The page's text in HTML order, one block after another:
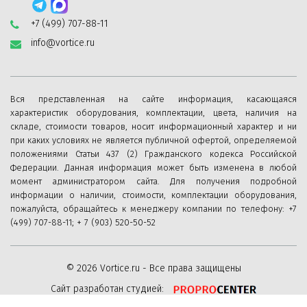
Особенности наружного стенного выхода:
— Устойчив к любым погодным условиям;
—Выполнен из нержавеющей стали;
При монтаже приточного клапана Супер КИВ-125
теплошумоизоляцию следует располагать с внутренней
стороны стены вплотную к оголовку КИВ-125 (примерно
60 мм от края канала).Выход стенной Ecto-125 решетка с
козырьком
Наружная металлическая решетка необходима для
пуха, листвы и пр. с улицы. Дополнительно решетка
предотвращает попадание осадков (дождя и снега) в
+7 (499) 707-88-11
info@vortice.ru
Вся представленная на сайте информация, касающаяся
характеристик оборудования, комплектации, цвета, наличия на
складе, стоимости товаров, носит информационный характер и ни
при каких условиях не является публичной офертой, определяемой
положениями Статьи 437 (2) Гражданского кодекса Российской
Федерации. Данная информация может быть изменена в любой
момент администратором сайта. Для получения подробной
информации о наличии, стоимости, комплектации оборудования,
пожалуйста, обращайтесь к менеджеру компании по телефону: +7
(499) 707-88-11; + 7 (903) 520-50-52
© 2026 Vortice.ru - Все права защищены
Сайт разработан студией: